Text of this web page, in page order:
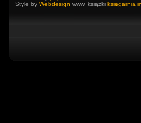
Style by Webdesign www, książki księgarnia